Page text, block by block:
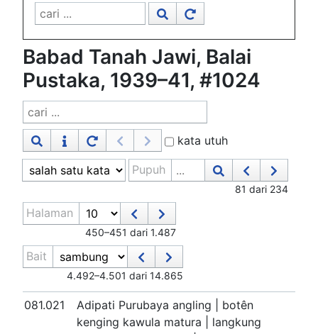
Babad Tanah Jawi, Balai
Pustaka, 1939–41, #1024
kata utuh
Pupuh
81 dari 234
Halaman
450–451 dari 1.487
Bait
4.492–4.501 dari 14.865
081.021
Adipati Purubaya angling | botên
kenging kawula matura | langkung